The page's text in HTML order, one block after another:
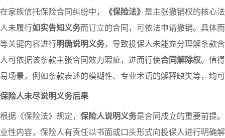
在家族信托保险合同纠纷中，
《保险法》 是主张撤销权的核心
人未履行如实告知义务而订立的合同，可依法申请撤销。具体
等关键内容进行明确说明义务，导致投保人未能充分理解条款
人可依据该条款主张合同效力瑕疵，进而行使合同解除权。值
易场景，例如条款表述的模糊性、专业术语的解释缺失等，均
保险人未尽说明义务后果
根据《保险法》规定， 保险人说明义务是合同成立的重要前提
业性内容，保险人有责任以书面或口头形式向投保人进行明确